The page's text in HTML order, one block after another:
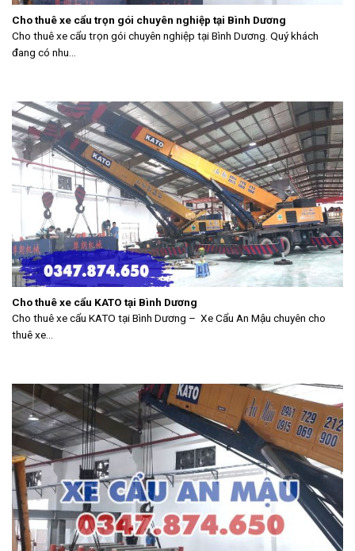
Cho thuê xe cẩu trọn gói chuyên nghiệp tại Bình Dương
Cho thuê xe cẩu trọn gói chuyên nghiệp tại Bình Dương. Quý khách
đang có nhu...
Cho thuê xe cẩu KATO tại Bình Dương
Cho thuê xe cẩu KATO tại Bình Dương – Xe Cẩu An Mậu chuyên cho
thuê xe...